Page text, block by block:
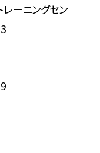
レーニングセン